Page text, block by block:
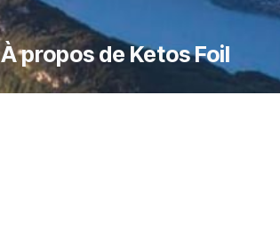
À propos de Ketos Foil